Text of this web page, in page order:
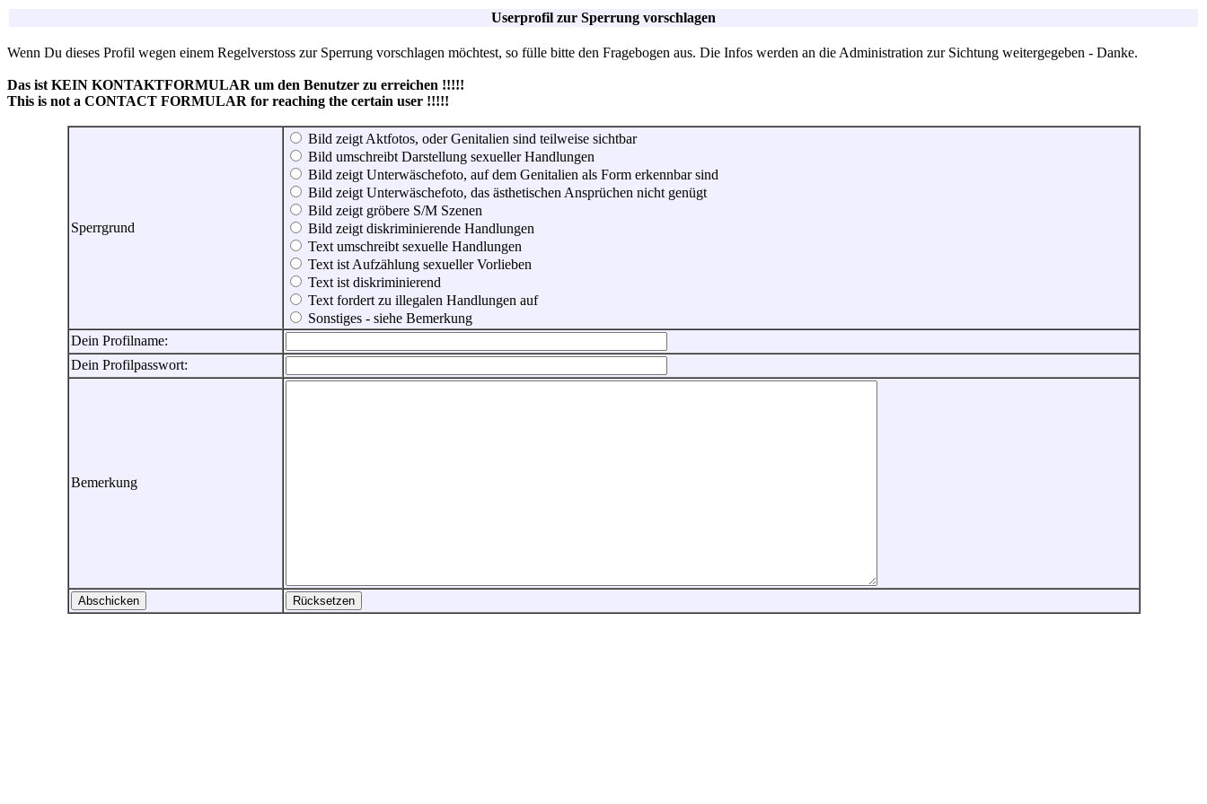
Userprofil zur Sperrung vorschlagen
Wenn Du dieses Profil wegen einem Regelverstoss zur Sperrung vorschlagen möchtest, so fülle bitte den Fragebogen aus. Die Infos werden an die Administration zur Sichtung weitergegeben - Danke.
Das ist KEIN KONTAKTFORMULAR um den Benutzer zu erreichen !!!!!
This is not a CONTACT FORMULAR for reaching the certain user !!!!!
Sperrgrund
Bild zeigt Aktfotos, oder Genitalien sind teilweise sichtbar
Bild umschreibt Darstellung sexueller Handlungen
Bild zeigt Unterwäschefoto, auf dem Genitalien als Form erkennbar sind
Bild zeigt Unterwäschefoto, das ästhetischen Ansprüchen nicht genügt
Bild zeigt gröbere S/M Szenen
Bild zeigt diskriminierende Handlungen
Text umschreibt sexuelle Handlungen
Text ist Aufzählung sexueller Vorlieben
Text ist diskriminierend
Text fordert zu illegalen Handlungen auf
Sonstiges - siehe Bemerkung
Dein Profilname:
Dein Profilpasswort:
Bemerkung